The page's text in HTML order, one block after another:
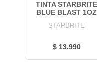
TINTA STARBRITE
BLUE BLAST 1OZ
STARBRITE
$ 13.990